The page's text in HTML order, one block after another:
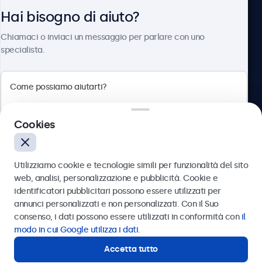
Italiano
Hai bisogno di aiuto?
Chiamaci o inviaci un messaggio per parlare con uno
specialista.
Inviare
Oppure chiamaci al
Contatta i nostri esperti
Cookies
Utilizziamo cookie e tecnologie simili per funzionalità del sito
web, analisi, personalizzazione e pubblicità. Cookie e
identificatori pubblicitari possono essere utilizzati per
annunci personalizzati e non personalizzati. Con il Suo
consenso, i dati possono essere utilizzati in conformità con il
modo in cui Google utilizza i dati.
Accetta tutto